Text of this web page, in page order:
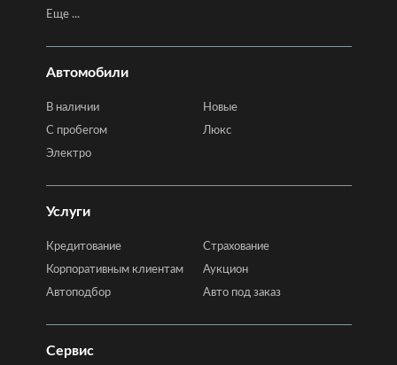
Еще ...
Автомобили
В наличии
Новые
C пробегом
Люкс
Электро
Услуги
Кредитование
Страхование
Корпоративным клиентам
Аукцион
Автоподбор
Авто под заказ
Сервис